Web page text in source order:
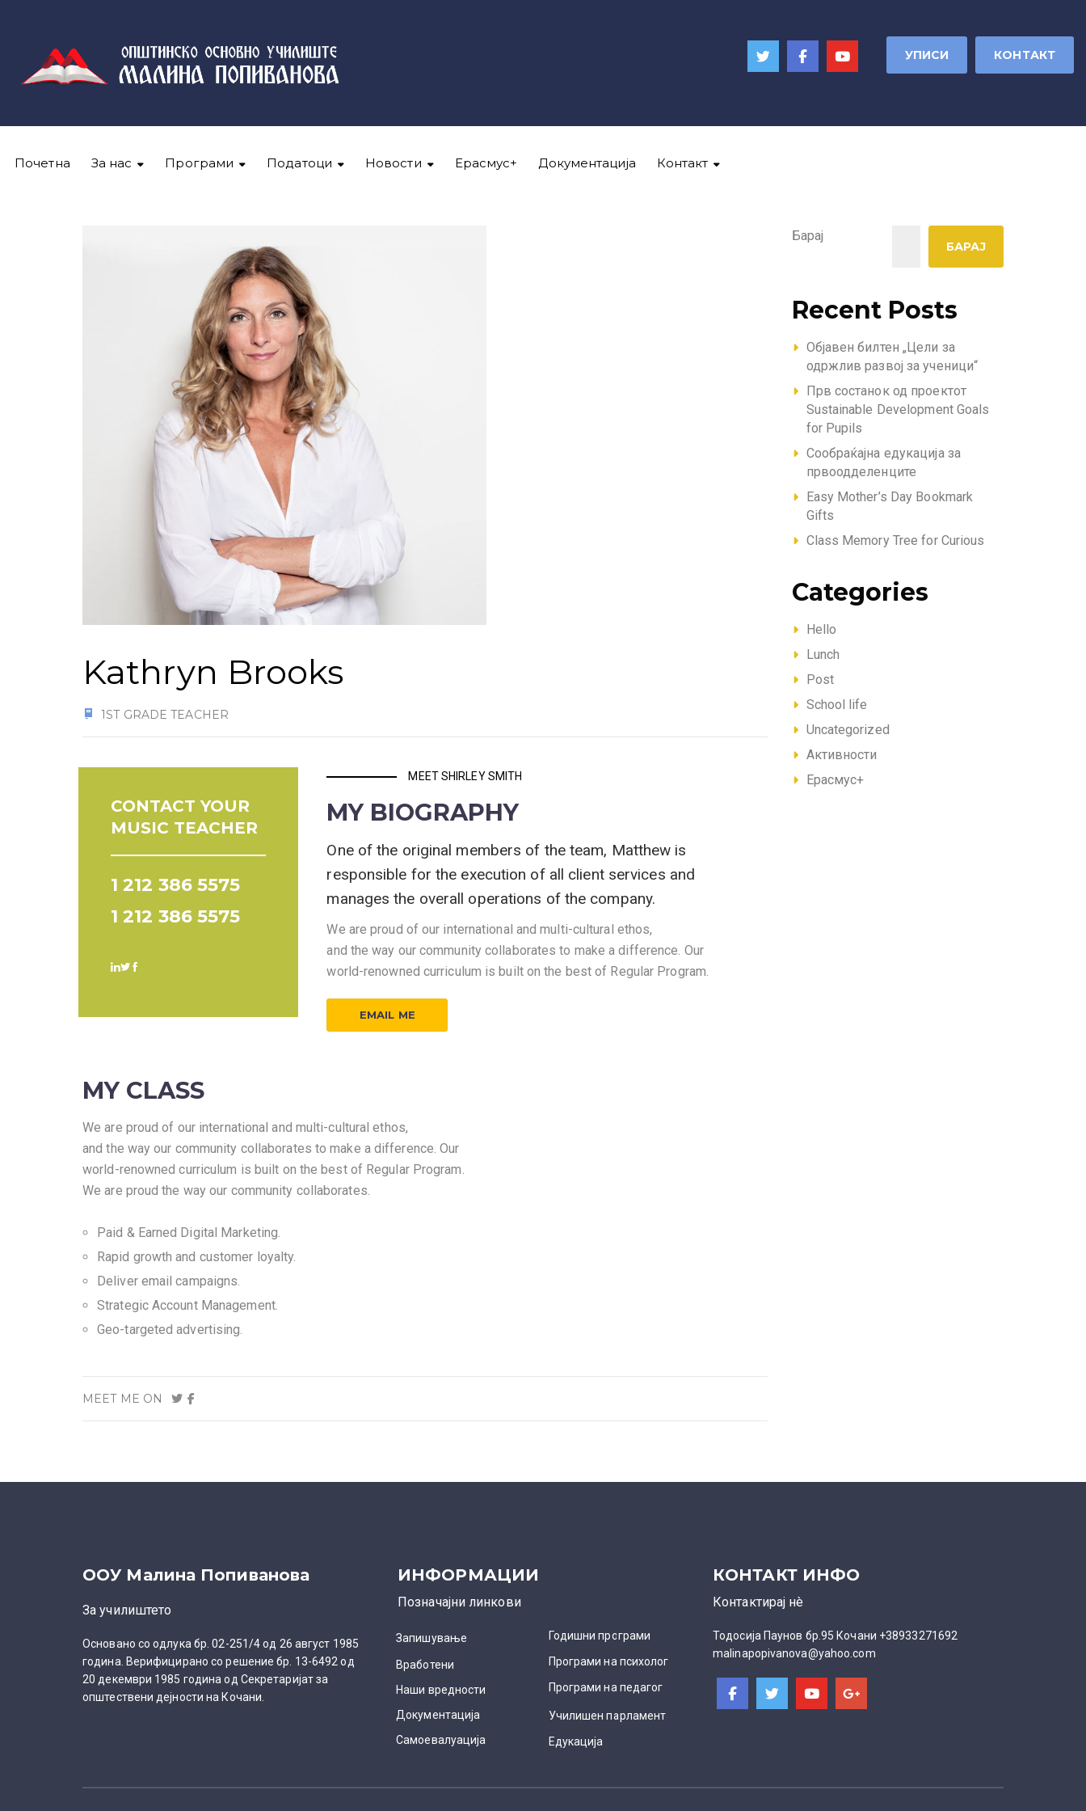
УПИСИ КОНТАКТ
Почетна За нас Програми Податоци Новости Ерасмус+ Документација Контакт
Kathryn Brooks
1ST GRADE TEACHER
CONTACT YOUR
MUSIC TEACHER
1 212 386 5575
1 212 386 5575
MEET SHIRLEY SMITH
MY BIOGRAPHY
One of the original members of the team, Matthew is
responsible for the execution of all client services and
manages the overall operations of the company.
We are proud of our international and multi-cultural ethos,
and the way our community collaborates to make a difference. Our
world-renowned curriculum is built on the best of Regular Program.
EMAIL ME
MY CLASS
We are proud of our international and multi-cultural ethos,
and the way our community collaborates to make a difference. Our
world-renowned curriculum is built on the best of Regular Program.
We are proud the way our community collaborates.
Paid & Earned Digital Marketing.
Rapid growth and customer loyalty.
Deliver email campaigns.
Strategic Account Management.
Geo-targeted advertising.
MEET ME ON
Барај
БАРАЈ
Recent Posts
Објавен билтен „Цели за
одржлив развој за ученици“
Прв состанок од проектот
Sustainable Development Goals
for Pupils
Сообраќајна едукација за
првоодделенците
Easy Mother’s Day Bookmark
Gifts
Class Memory Tree for Curious
Categories
Hello
Lunch
Post
School life
Uncategorized
Активности
Ерасмус+
ООУ Малина Попиванова
За училиштето
Основано со одлука бр. 02-251/4 од 26 август 1985
година. Верифицирано со решение бр. 13-6492 од
20 декември 1985 година од Секретаријат за
општествени дејности на Кочани.
ИНФОРМАЦИИ
Позначајни линкови
Запишување
Вработени
Наши вредности
Документација
Самоевалуација
Годишни програми
Програми на психолог
Програми на педагог
Училишен парламент
Едукација
КОНТАКТ ИНФО
Контактирај нè
Тодосија Паунов бр.95 Кочани +38933271692
malinapopivanova@yahoo.com